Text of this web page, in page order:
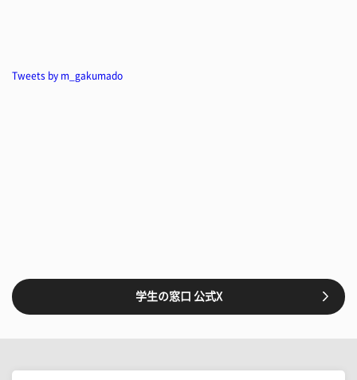
Tweets by m_gakumado
学生の窓口 公式X